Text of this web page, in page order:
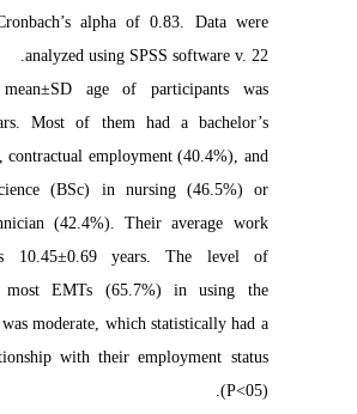
alpha of 0.83. Data were
analyzed using SPSS software v. 22.
age of participants was
Most of them had a bachelor’s
contractual employment (40.4%), and
(BSc) in nursing (46.5%) or
(42.4%). Their average work
10.45±0.69 years. The level of
most EMTs (65.7%) in using the
was moderate, which statistically had a
with their employment status
(P<05).